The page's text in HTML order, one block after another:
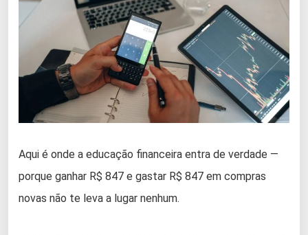
Aqui é onde a educação financeira entra de verdade —
porque ganhar R$ 847 e gastar R$ 847 em compras
novas não te leva a lugar nenhum.